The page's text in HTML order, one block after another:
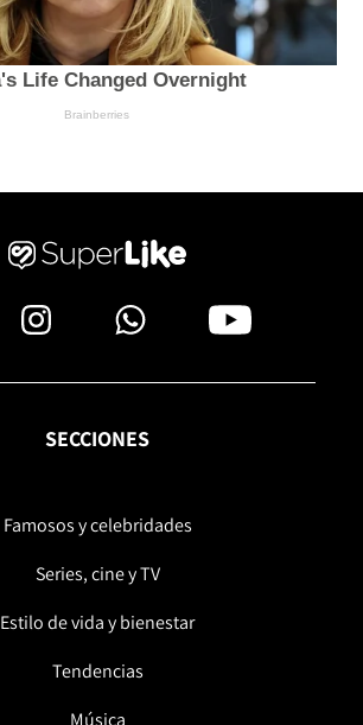
SECCIONES
Famosos y celebridades
Series, cine y TV
Estilo de vida y bienestar
Tendencias
Música